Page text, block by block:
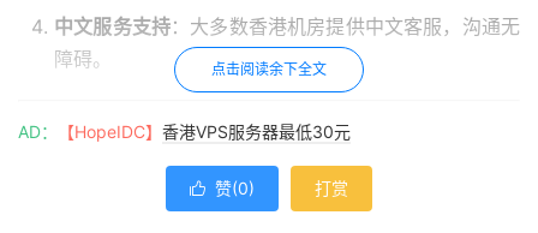
中文服务支持：大多数香港机房提供中文客服，沟通无
障碍。
二、香港服务器常见配置
点击阅读余下全文
AD： 【HopeIDC】 香港VPS服务器最低30元
 赞(0) 打赏